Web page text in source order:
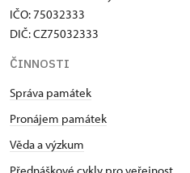
IČO: 75032333
DIČ: CZ75032333
ČINNOSTI
Správa památek
Pronájem památek
Věda a výzkum
Přednáškové cykly pro veřejnost